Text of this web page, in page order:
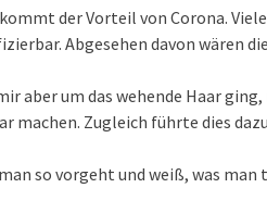
der Vorteil von Corona.
Abgesehen davon wären
aber um das wehende Haar
machen. Zugleich führte dies
so vorgeht und weiß, was